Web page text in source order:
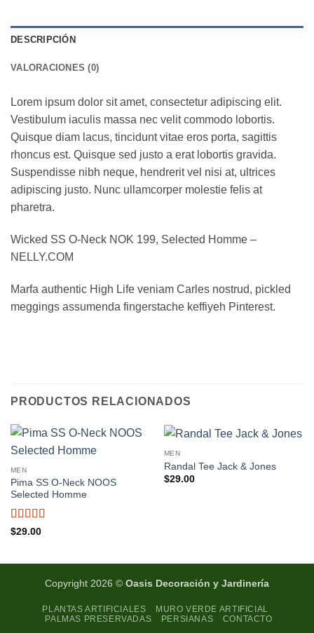
DESCRIPCIÓN
VALORACIONES (0)
Lorem ipsum dolor sit amet, consectetur adipiscing elit.
Vestibulum iaculis massa nec velit commodo lobortis.
Quisque diam lacus, tincidunt vitae eros porta, sagittis
rhoncus est. Quisque sed justo a erat lobortis gravida.
Suspendisse nibh neque, hendrerit vel nisi at, ultrices
adipiscing justo. Nunc ullamcorper molestie felis at
pharetra.
Wicked SS O-Neck NOK 199, Selected Homme –
NELLY.COM
Marfa authentic High Life veniam Carles nostrud, pickled
meggings assumenda fingerstache keffiyeh Pinterest.
PRODUCTOS RELACIONADOS
MEN
Pima SS O-Neck NOOS
Selected Homme
Valorado
$29.00
MEN
Randal Tee Jack & Jones
$29.00
Copyright 2026 © Oasis Decoración y Jardinería
PLANTAS ARTIFICIALES
MURO VERDE ARTIFICIAL
PALMAS PRESERVADAS
PERSIANAS CONTACTO